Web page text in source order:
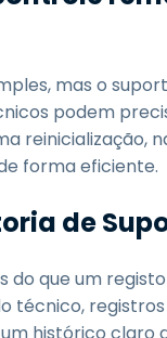
mas o
podem
reinicialização,
forma eficiente.
de
que um
técnico,